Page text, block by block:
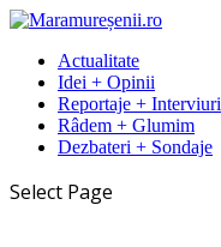
Actualitate
Idei + Opinii
Reportaje + Interviuri
Râdem + Glumim
Dezbateri + Sondaje
Select Page